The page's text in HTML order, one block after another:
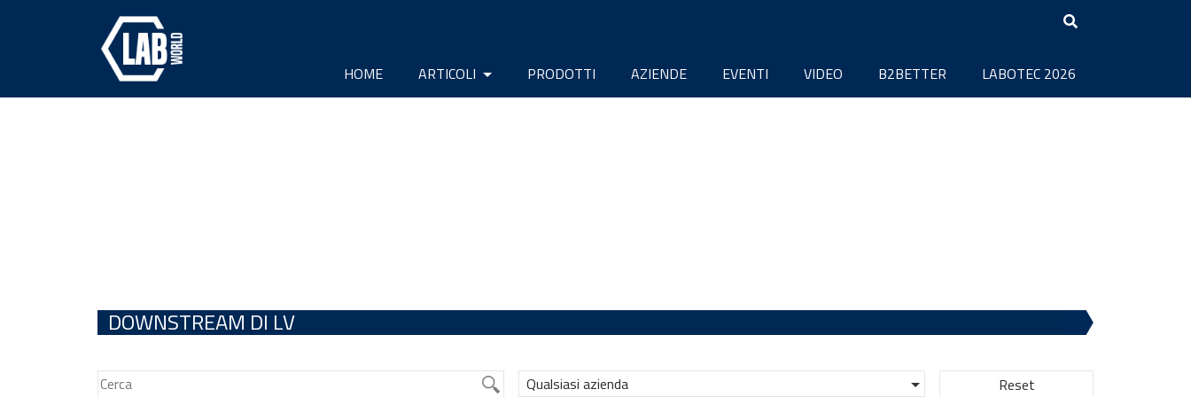
HOME ARTICOLI PRODOTTI AZIENDE EVENTI VIDEO B2BETTER LABOTEC 2026
DOWNSTREAM DI LV
Qualsiasi azienda Reset